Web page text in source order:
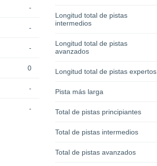
-
-
-
0
-
-
Longitud total de pistas
intermedios
Longitud total de pistas
avanzados
Longitud total de pistas expertos
Pista más larga
Total de pistas principiantes
Total de pistas intermedios
Total de pistas avanzados